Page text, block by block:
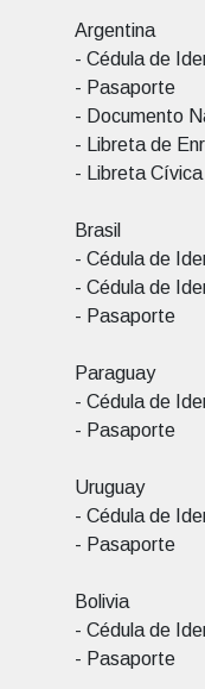
Argentina
- Cédula de
- Pasaporte
- Documento
- Libreta de
- Libreta Cívica
Brasil
- Cédula de
- Cédula de
- Pasaporte
Paraguay
- Cédula de
- Pasaporte
Uruguay
- Cédula de
- Pasaporte
Bolivia
- Cédula de
- Pasaporte